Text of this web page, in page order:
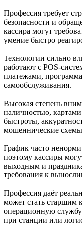
Профессия требует
безопасности и
кассира могут
умение быстро
Технологии сильно
работают с
платежами,
самообслуживания.
Высокая степень
наличностью,
быстроты,
мошеннические
График часто
поэтому кассиры
выходным и
требования к
Профессия даёт
может стать старшим
операционную
при станции или